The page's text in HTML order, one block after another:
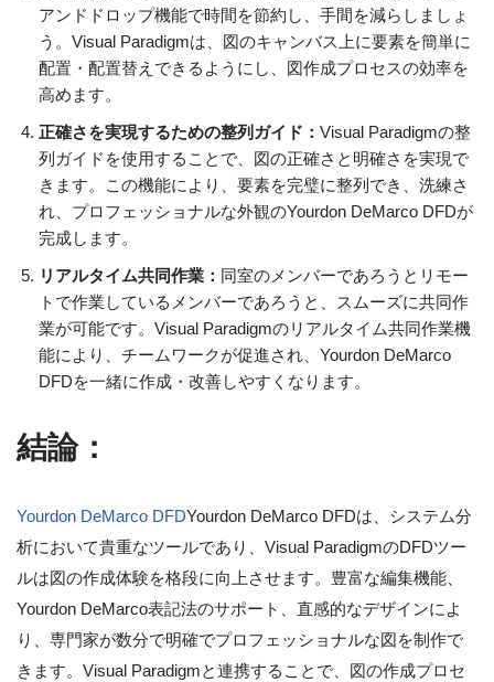
アンドドロップ機能で時間を節約し、手間を減らしましょ
う。Visual Paradigmは、図のキャンバス上に要素を簡単に
配置・配置替えできるようにし、図作成プロセスの効率を
高めます。
正確さを実現するための整列ガイド： Visual Paradigmの整
列ガイドを使用することで、図の正確さと明確さを実現で
きます。この機能により、要素を完璧に整列でき、洗練さ
れ、プロフェッショナルな外観のYourdon DeMarco DFDが
完成します。
リアルタイム共同作業： 同室のメンバーであろうとリモー
トで作業しているメンバーであろうと、スムーズに共同作
業が可能です。Visual Paradigmのリアルタイム共同作業機
能により、チームワークが促進され、Yourdon DeMarco
DFDを一緒に作成・改善しやすくなります。
結論：
Yourdon DeMarco DFDYourdon DeMarco DFDは、システム分
析において貴重なツールであり、Visual ParadigmのDFDツー
ルは図の作成体験を格段に向上させます。豊富な編集機能、
Yourdon DeMarco表記法のサポート、直感的なデザインによ
り、専門家が数分で明確でプロフェッショナルな図を制作で
きます。Visual Paradigmと連携することで、図の作成プロセ